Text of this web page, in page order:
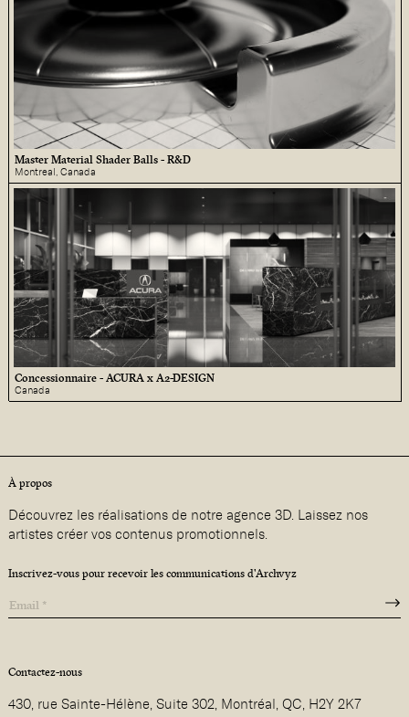
Master Material Shader Balls - R&D
Montreal, Canada
Concessionnaire - ACURA x A2-DESIGN
Canada
À propos
Découvrez les réalisations de notre agence 3D. Laissez nos
artistes créer vos contenus promotionnels.
Inscrivez-vous pour recevoir les communications d'Archvyz
Contactez-nous
430, rue Sainte-Hélène, Suite 302, Montréal, QC, H2Y 2K7